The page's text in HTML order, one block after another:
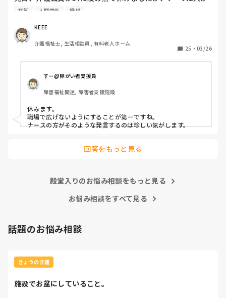
「37.8度くらいで休む？私なら休まない。甘えよね」等、会
熱が低く微熱でもしんどいので)
皆さんの意見が聞きたいです。
病気 人間関係 職場
KEEE
介護福祉士, 生活相談員, 有料老人ホーム
25 ・ 03/26
すー@障がい者支援員
障害福祉関連, 障害者支援施設
休みます。
職場で広げないようにすることが第一ですね。
ナースの方がそのような発言するのは珍しい気がします。
回答をもっと見る
殿堂入りのお悩み相談をもっと見る
お悩み相談をすべて見る
話題のお悩み相談
きょうの介護
施設でお盆にしていること。